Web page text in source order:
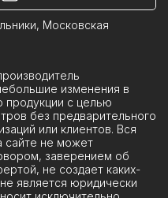
Московская
изменения в
продукции с целью
без предварительного
или клиентов. Вся
сайте не может
заверением об
не создает каких-
является юридически